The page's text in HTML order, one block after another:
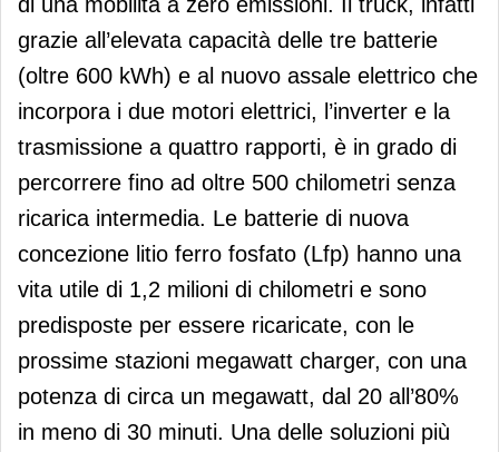
grazie all’elevata capacità delle tre batterie
(oltre 600 kWh) e al nuovo assale elettrico che
incorpora i due motori elettrici, l’inverter e la
trasmissione a quattro rapporti, è in grado di
percorrere fino ad oltre 500 chilometri senza
ricarica intermedia. Le batterie di nuova
concezione litio ferro fosfato (Lfp) hanno una
vita utile di 1,2 milioni di chilometri e sono
predisposte per essere ricaricate, con le
prossime stazioni megawatt charger, con una
potenza di circa un megawatt, dal 20 all’80%
in meno di 30 minuti. Una delle soluzioni più